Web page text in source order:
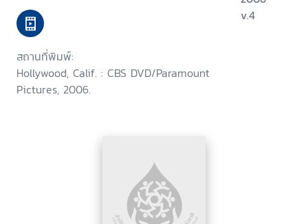
สถานที่พิมพ์:
Hollywood, Calif. : CBS DVD/Paramount
Pictures, 2006.
v.4